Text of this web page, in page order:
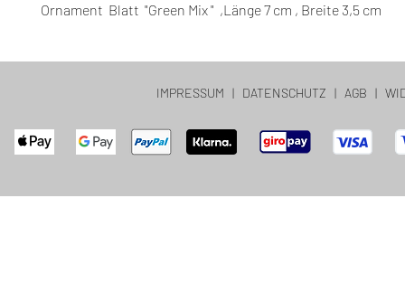
Ornament Blatt "Green Mix " ,Länge 7 cm , Breite 3,5 cm
IMPRESSUM | DATENSCHUTZ | AGB |